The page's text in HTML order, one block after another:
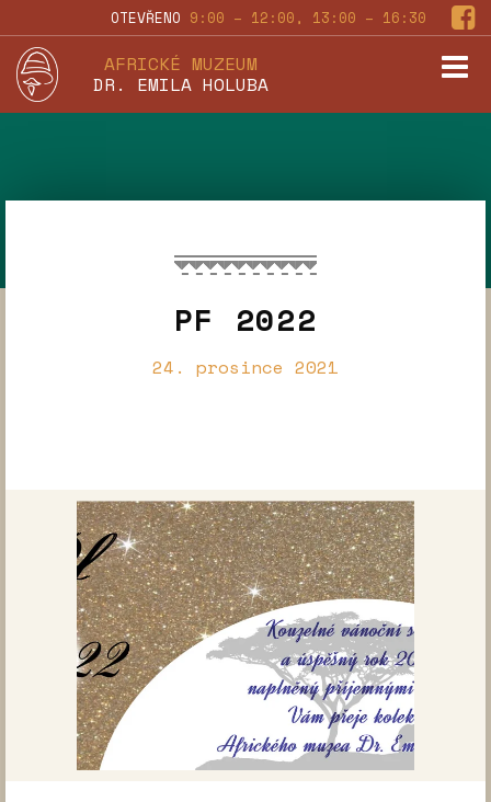
OTEVŘENO 9:00 – 12:00, 13:00 – 16:30
AFRICKÉ MUZEUM
DR. EMILA HOLUBA
PF 2022
24. prosince 2021